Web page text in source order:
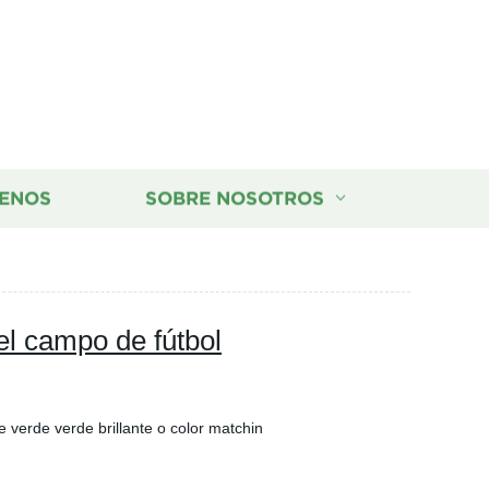
SOBRE NOSOTROS
campo de fútbol
verde verde brillante o color matchin